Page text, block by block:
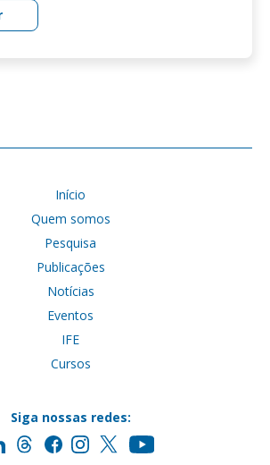
Início
Quem somos
Pesquisa
Publicações
Notícias
Eventos
IFE
Cursos
Siga nossas redes: